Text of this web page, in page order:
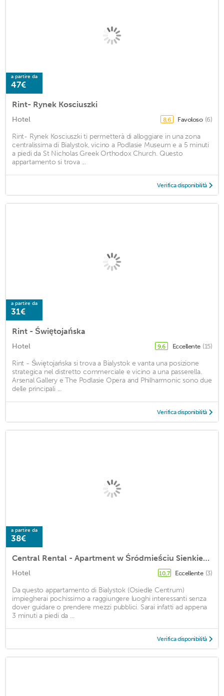
a partire da
47€
Rint- Rynek Kosciuszki
Hotel 8,6 Favoloso (6)
Rint- Rynek Kosciuszki ti permetterà di alloggiare in una zona
centralissima di Bialystok, vicino a Podlasie Museum e a 5 minuti
a piedi da St Nicholas Greek Orthodox Church. Questo
appartamento si trova ...
Verifica disponibilità
a partire da
31€
Rint - Świętojańska
Hotel 9,6 Eccellente (15)
Rint - Świętojańska si trova a Bialystok e vanta una posizione
strategica nel distretto commerciale e vicino a una passerella.
Arsenal Gallery e The Podlasie Opera and Philharmonic sono due
delle principali ...
Verifica disponibilità
a partire da
38€
Central Rental - Apartment w Śródmieściu Sienkiewicza 1
Hotel 10,7 Eccellente (3)
Da questo appartamento di Bialystok (Osiedle Centrum)
impiegherai pochissimo a raggiungere luoghi interessanti senza
dover guidare o prendere mezzi pubblici. Sarai infatti ad appena
3 minuti a piedi da ...
Verifica disponibilità